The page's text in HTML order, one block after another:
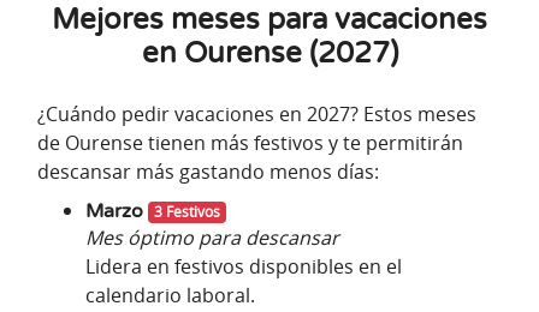
Mejores meses para vacaciones
en Ourense (2027)
¿Cuándo pedir vacaciones en 2027? Estos meses
de Ourense tienen más festivos y te permitirán
descansar más gastando menos días:
Marzo 3 Festivos
Mes óptimo para descansar
Lidera en festivos disponibles en el
calendario laboral.